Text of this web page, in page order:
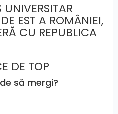
UNIVERSITAR
EST A ROMÂNIEI,
CU REPUBLICA
DE TOP
să mergi?